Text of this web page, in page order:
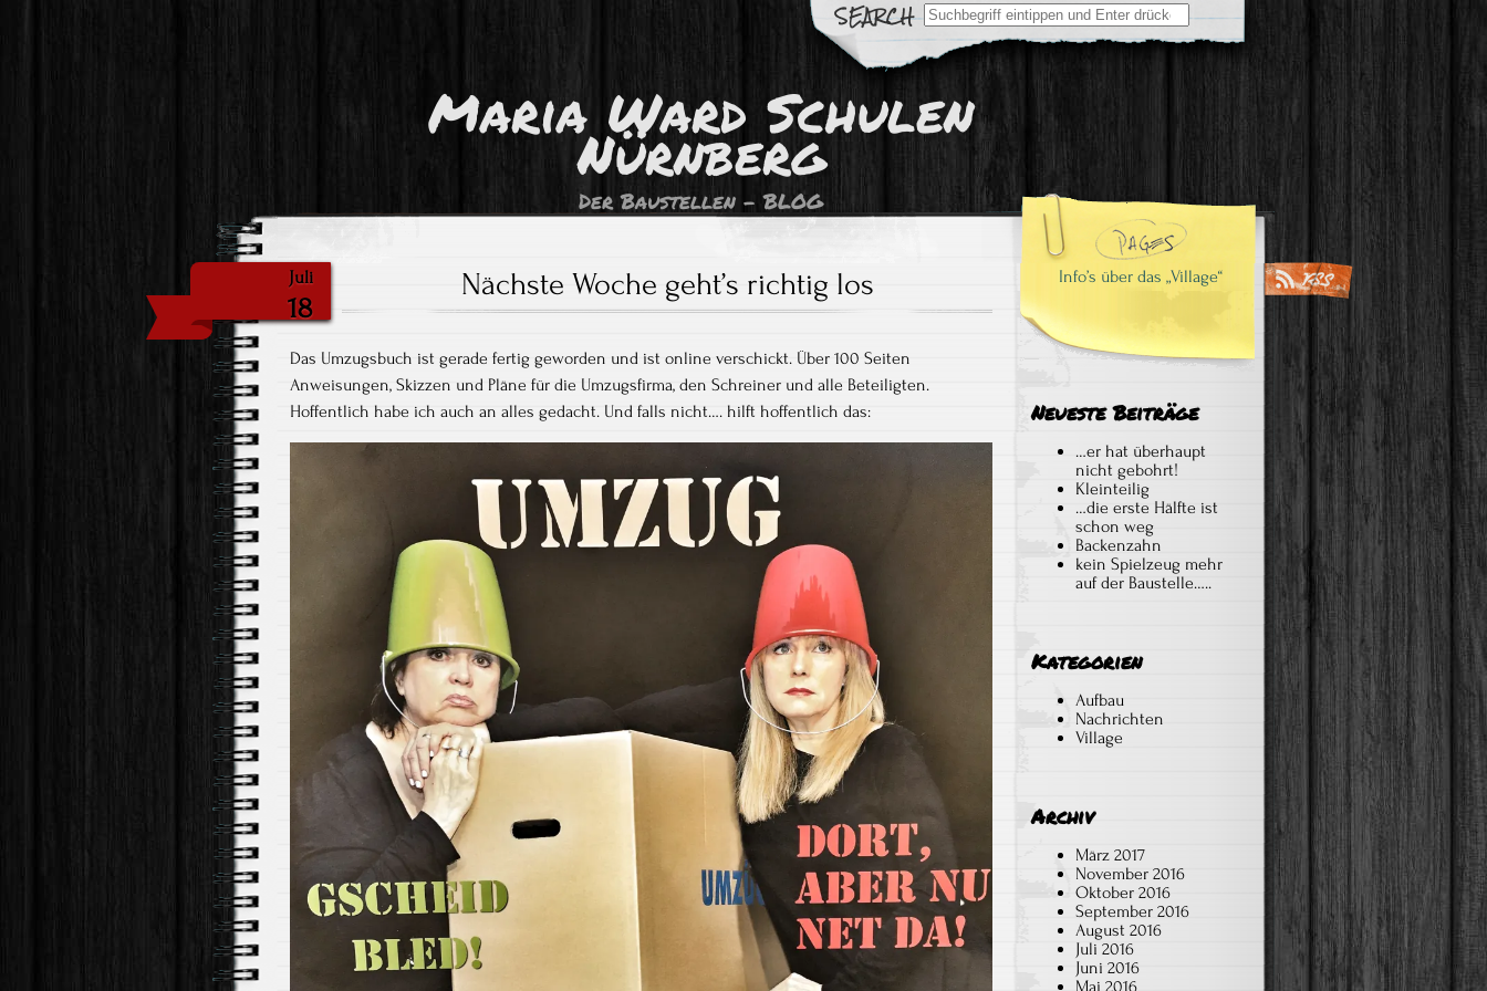
Search
for:
Maria Ward Schulen
Nürnberg
Der Baustellen – BLOG
Juli
18
Nächste Woche geht’s richtig los
Das Umzugsbuch ist gerade fertig geworden und ist online verschickt. Über 100 Seiten
Anweisungen, Skizzen und Pläne für die Umzugsfirma, den Schreiner und alle Beteiligten.
Hoffentlich habe ich auch an alles gedacht. Und falls nicht…. hilft hoffentlich das:
Info’s über das „Village“
Neueste Beiträge
…er hat überhaupt
nicht gebohrt!
Kleinteilig
…die erste Hälfte ist
schon weg
Backenzahn
kein Spielzeug mehr
auf der Baustelle…..
Kategorien
Aufbau
Nachrichten
Village
Archiv
März 2017
November 2016
Oktober 2016
September 2016
August 2016
Juli 2016
Juni 2016
Mai 2016